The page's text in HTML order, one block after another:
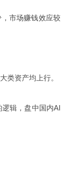
市场赚钱效应较
类资产均上行。
辑，盘中国内AI